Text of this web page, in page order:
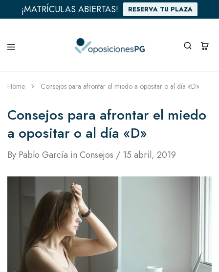
¡MATRÍCULAS ABIERTAS! RESERVA TU PLAZA
Home Consejos para afrontar el miedo a opositar o al día «D»
Consejos para afrontar el miedo
a opositar o al día «D»
By Pablo García in Consejos 15 abril, 2019